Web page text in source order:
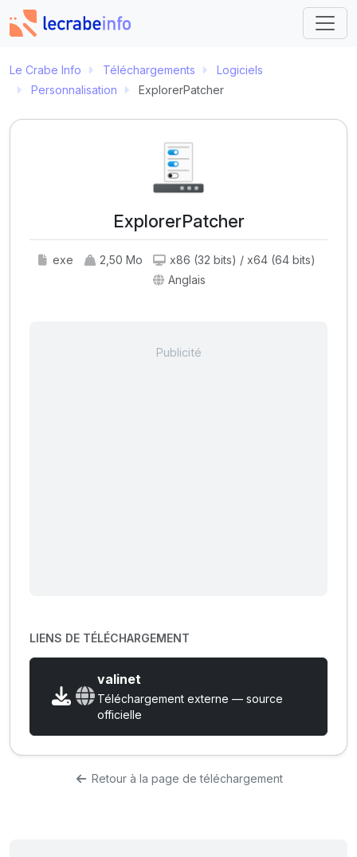
Le Crabe Info Téléchargements
Logiciels
Personnalisation
ExplorerPatcher
ExplorerPatcher
exe 2,50 Mo
x86 (32 bits) / x64 (64 bits)
Anglais
LIENS DE TÉLÉCHARGEMENT
valinet
Téléchargement externe — source
officielle
Retour à la page de téléchargement